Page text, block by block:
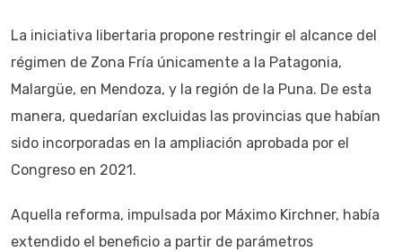
La iniciativa libertaria propone restringir el alcance del
régimen de Zona Fría únicamente a la Patagonia,
Malargüe, en Mendoza, y la región de la Puna. De esta
manera, quedarían excluidas las provincias que habían
sido incorporadas en la ampliación aprobada por el
Congreso en 2021.
Aquella reforma, impulsada por Máximo Kirchner, había
extendido el beneficio a partir de parámetros